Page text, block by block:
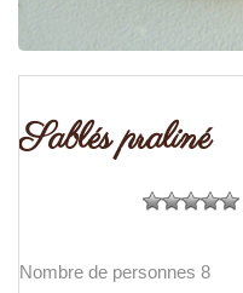
Sablés praliné
Nombre de personnes 8